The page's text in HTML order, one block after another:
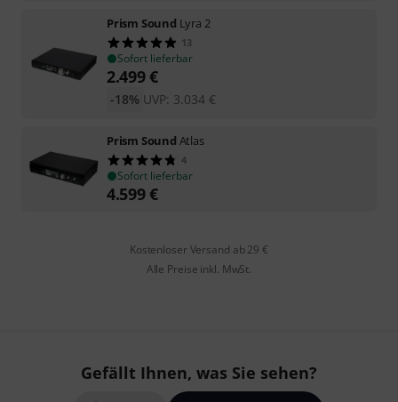
Prism Sound Lyra 2
13
Sofort lieferbar
2.499€
UVP: 3.034 €
-18%
Prism Sound Atlas
4
Sofort lieferbar
4.599€
Kostenloser Versand ab 29 €
Alle Preise inkl. MwSt.
Gefällt Ihnen, was Sie sehen?